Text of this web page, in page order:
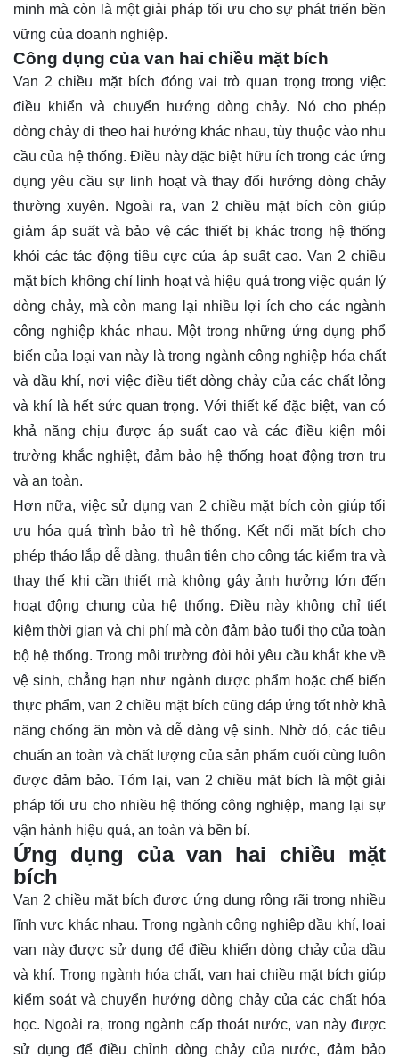
minh mà còn là một giải pháp tối ưu cho sự phát triển bền
vững của doanh nghiệp.
Công dụng của van hai chiều mặt bích
Van 2 chiều mặt bích đóng vai trò quan trọng trong việc
điều khiển và chuyển hướng dòng chảy. Nó cho phép
dòng chảy đi theo hai hướng khác nhau, tùy thuộc vào nhu
cầu của hệ thống. Điều này đặc biệt hữu ích trong các ứng
dụng yêu cầu sự linh hoạt và thay đổi hướng dòng chảy
thường xuyên. Ngoài ra, van 2 chiều mặt bích còn giúp
giảm áp suất và bảo vệ các thiết bị khác trong hệ thống
khỏi các tác động tiêu cực của áp suất cao. Van 2 chiều
mặt bích không chỉ linh hoạt và hiệu quả trong việc quản lý
dòng chảy, mà còn mang lại nhiều lợi ích cho các ngành
công nghiệp khác nhau. Một trong những ứng dụng phổ
biến của loại van này là trong ngành công nghiệp hóa chất
và dầu khí, nơi việc điều tiết dòng chảy của các chất lỏng
và khí là hết sức quan trọng. Với thiết kế đặc biệt, van có
khả năng chịu được áp suất cao và các điều kiện môi
trường khắc nghiệt, đảm bảo hệ thống hoạt động trơn tru
và an toàn.
Hơn nữa, việc sử dụng van 2 chiều mặt bích còn giúp tối
ưu hóa quá trình bảo trì hệ thống. Kết nối mặt bích cho
phép tháo lắp dễ dàng, thuận tiện cho công tác kiểm tra và
thay thế khi cần thiết mà không gây ảnh hưởng lớn đến
hoạt động chung của hệ thống. Điều này không chỉ tiết
kiệm thời gian và chi phí mà còn đảm bảo tuổi thọ của toàn
bộ hệ thống. Trong môi trường đòi hỏi yêu cầu khắt khe về
vệ sinh, chẳng hạn như ngành dược phẩm hoặc chế biến
thực phẩm, van 2 chiều mặt bích cũng đáp ứng tốt nhờ khả
năng chống ăn mòn và dễ dàng vệ sinh. Nhờ đó, các tiêu
chuẩn an toàn và chất lượng của sản phẩm cuối cùng luôn
được đảm bảo. Tóm lại, van 2 chiều mặt bích là một giải
pháp tối ưu cho nhiều hệ thống công nghiệp, mang lại sự
vận hành hiệu quả, an toàn và bền bỉ.
Ứng dụng của van hai chiều mặt
bích
Van 2 chiều mặt bích được ứng dụng rộng rãi trong nhiều
lĩnh vực khác nhau. Trong ngành công nghiệp dầu khí, loại
van này được sử dụng để điều khiển dòng chảy của dầu
và khí. Trong ngành hóa chất, van hai chiều mặt bích giúp
kiểm soát và chuyển hướng dòng chảy của các chất hóa
học. Ngoài ra, trong ngành cấp thoát nước, van này được
sử dụng để điều chỉnh dòng chảy của nước, đảm bảo